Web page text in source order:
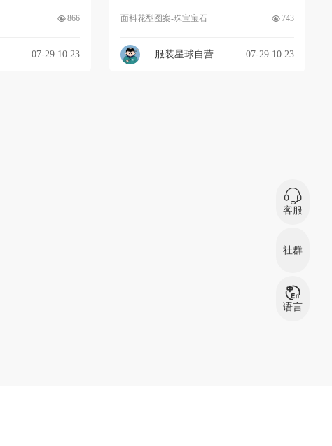
866
07-29 10:23
面料花型图案-珠宝宝石 743
服装星球自营 07-29 10:23
客服
群
社群
中文
语言